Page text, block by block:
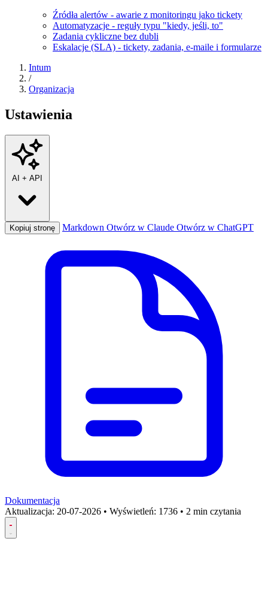
Źródła alertów - awarie z monitoringu jako tickety
Automatyzacje - reguły typu "kiedy, jeśli, to"
Zadania cykliczne bez dubli
Eskalacje (SLA) - tickety, zadania, e-maile i formularze
Intum
/
Organizacja
Ustawienia
AI + API
Kopiuj stronę Markdown Otwórz w Claude Otwórz w ChatGPT
Dokumentacja
Aktualizacja: 20-07-2026 • Wyświetleń: 1736 • 2 min czytania